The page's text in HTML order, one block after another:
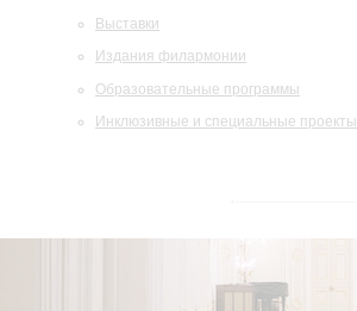
Выставки
Издания филармонии
Образовательные программы
Инклюзивные и специальные проекты